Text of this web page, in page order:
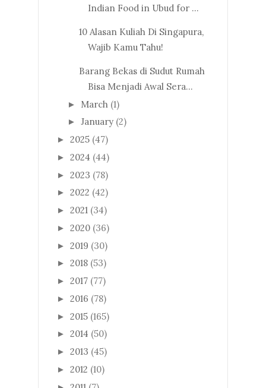
Indian Food in Ubud for ...
10 Alasan Kuliah Di Singapura,
Wajib Kamu Tahu!
Barang Bekas di Sudut Rumah
Bisa Menjadi Awal Sera...
► March (1)
► January (2)
► 2025 (47)
► 2024 (44)
► 2023 (78)
► 2022 (42)
► 2021 (34)
► 2020 (36)
► 2019 (30)
► 2018 (53)
► 2017 (77)
► 2016 (78)
► 2015 (165)
► 2014 (50)
► 2013 (45)
► 2012 (10)